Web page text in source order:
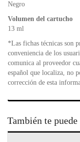
Negro
Volumen del cartucho
13 ml
*Las fichas técnicas son
conveniencia de los
comunica al proveedor
español que localiza, no
corrección de esta
También te